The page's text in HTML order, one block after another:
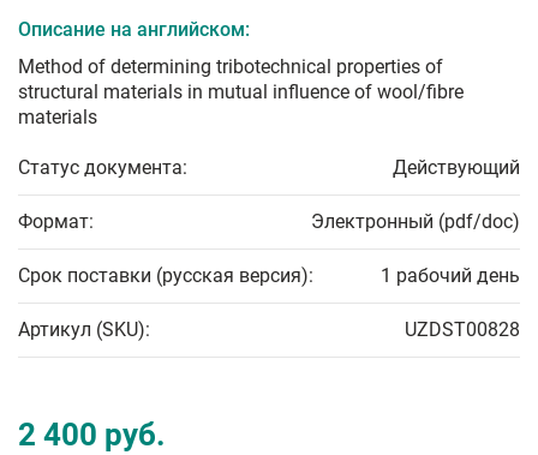
Описание на английском:
Method of determining tribotechnical properties of
structural materials in mutual influence of wool/fibre
materials
Статус документа: Действующий
Формат: Электронный (pdf/doc)
Срок поставки (русская версия): 1 рабочий день
Артикул (SKU): UZDST00828
2 400 руб.